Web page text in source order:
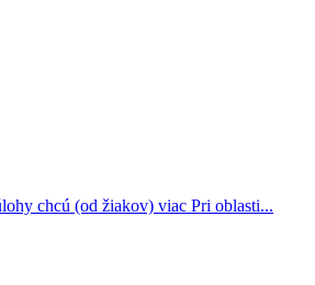
chcú (od žiakov) viac Pri oblasti...